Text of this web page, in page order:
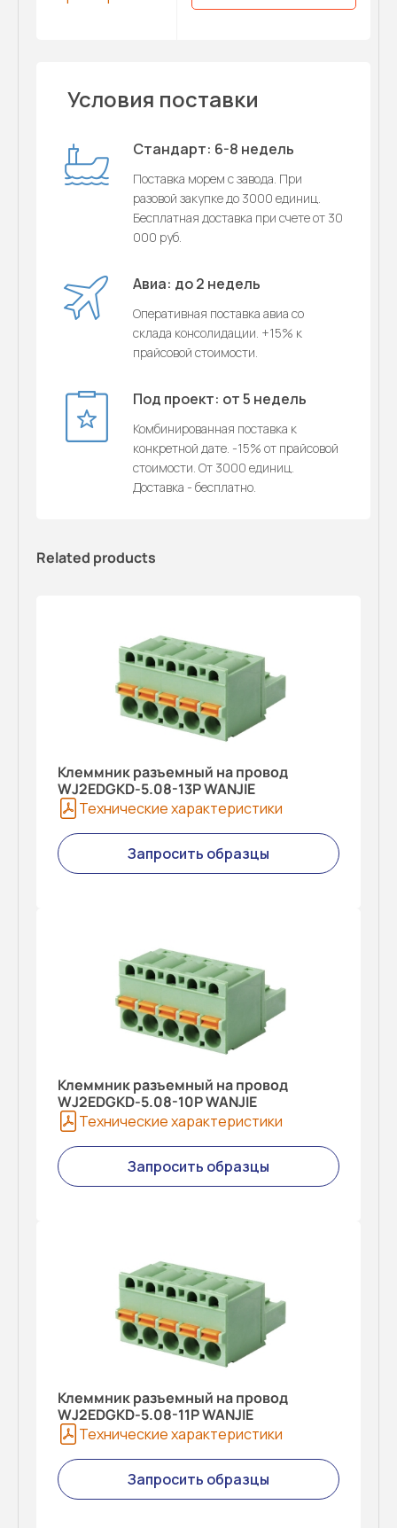
Условия поставки
Стандарт: 6-8 недель
Поставка морем с завода. При
разовой закупке до 3000 единиц.
Бесплатная доставка при счете от 30
000 руб.
Авиа: до 2 недель
Оперативная поставка авиа со
склада консолидации. +15% к
прайсовой стоимости.
Под проект: от 5 недель
Комбинированная поставка к
конкретной дате. -15% от прайсовой
стоимости. От 3000 единиц.
Доставка - бесплатно.
Related products
Клеммник разъемный на провод
WJ2EDGKD-5.08-13P WANJIE
Технические характеристики
Запросить образцы
Клеммник разъемный на провод
WJ2EDGKD-5.08-10P WANJIE
Технические характеристики
Запросить образцы
Клеммник разъемный на провод
WJ2EDGKD-5.08-11P WANJIE
Технические характеристики
Запросить образцы